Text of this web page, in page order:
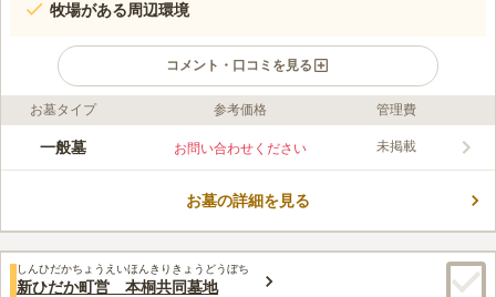
牧場がある周辺環境
コメント・口コミを見る
ライフドット編集部のコメント
新ひだか町が管理している共同墓地で、近くには和寒別川が流れ
ため、「できるだけお墓の予算を抑えたい」とお考えの方にもお
口コミ評価
みんなの評価
1.0 口コミ
お墓タイプ 参考価格 管理費
一般墓 お問い合わせください 未掲載
お墓の詳細を見る
しんひだかちょうえいほんきりきょうどうぼち
新ひだか町営 本桐共同墓地